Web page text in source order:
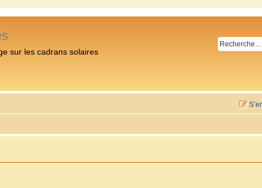
sur les cadrans solaires